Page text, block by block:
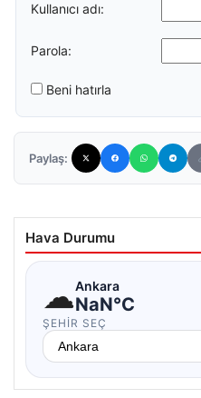
Kullanıcı adı:
Parola:
Beni hatırla
Paylaş:
Hava Durumu
☁Ankara
NaN°C
ŞEHIR SEÇ